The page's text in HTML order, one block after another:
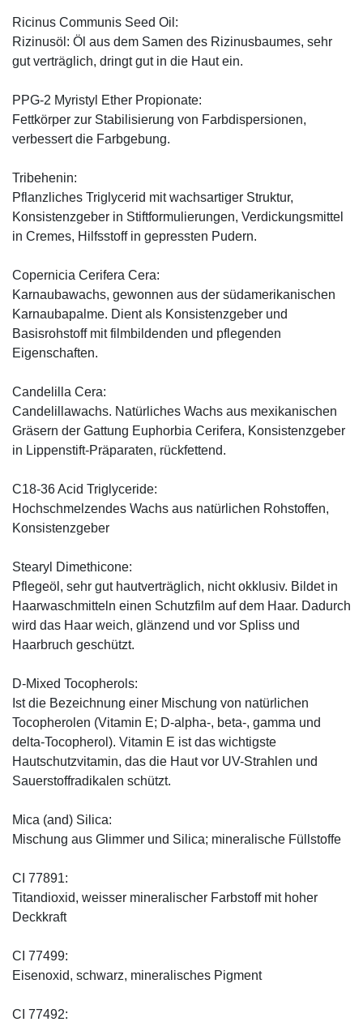
Ricinus Communis Seed Oil:
Rizinusöl: Öl aus dem Samen des Rizinusbaumes, sehr
gut verträglich, dringt gut in die Haut ein.
PPG-2 Myristyl Ether Propionate:
Fettkörper zur Stabilisierung von Farbdispersionen,
verbessert die Farbgebung.
Tribehenin:
Pflanzliches Triglycerid mit wachsartiger Struktur,
Konsistenzgeber in Stiftformulierungen, Verdickungsmittel
in Cremes, Hilfsstoff in gepressten Pudern.
Copernicia Cerifera Cera:
Karnaubawachs, gewonnen aus der südamerikanischen
Karnaubapalme. Dient als Konsistenzgeber und
Basisrohstoff mit filmbildenden und pflegenden
Eigenschaften.
Candelilla Cera:
Candelillawachs. Natürliches Wachs aus mexikanischen
Gräsern der Gattung Euphorbia Cerifera, Konsistenzgeber
in Lippenstift-Präparaten, rückfettend.
C18-36 Acid Triglyceride:
Hochschmelzendes Wachs aus natürlichen Rohstoffen,
Konsistenzgeber
Stearyl Dimethicone:
Pflegeöl, sehr gut hautverträglich, nicht okklusiv. Bildet in
Haarwaschmitteln einen Schutzfilm auf dem Haar. Dadurch
wird das Haar weich, glänzend und vor Spliss und
Haarbruch geschützt.
D-Mixed Tocopherols:
Ist die Bezeichnung einer Mischung von natürlichen
Tocopherolen (Vitamin E; D-alpha-, beta-, gamma und
delta-Tocopherol). Vitamin E ist das wichtigste
Hautschutzvitamin, das die Haut vor UV-Strahlen und
Sauerstoffradikalen schützt.
Mica (and) Silica:
Mischung aus Glimmer und Silica; mineralische Füllstoffe
CI 77891:
Titandioxid, weisser mineralischer Farbstoff mit hoher
Deckkraft
CI 77499:
Eisenoxid, schwarz, mineralisches Pigment
CI 77492: